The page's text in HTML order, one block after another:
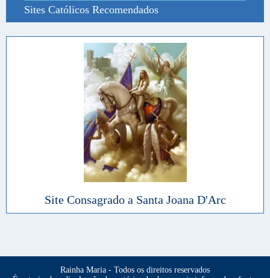
Sites Católicos Recomendados
Site Consagrado a Santa Joana D'Arc
Rainha Maria - Todos os direitos reservados